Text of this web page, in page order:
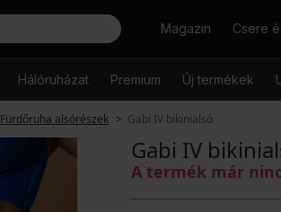
KeresésMagazin Csere
Hálóruházat Premium Új termékek
Fürdőruha alsórészek Gabi IV bikinialsó
Gabi IV
A termék már